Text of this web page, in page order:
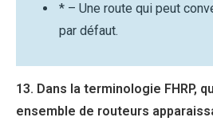
* – Une route qui peut
par défaut.
13. Dans la terminologie FHRP,
ensemble de routeurs